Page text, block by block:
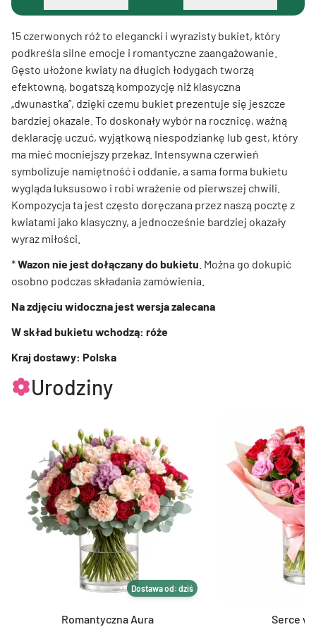
15 czerwonych róż to elegancki i wyrazisty bukiet, który
podkreśla silne emocje i romantyczne zaangażowanie.
Gęsto ułożone kwiaty na długich łodygach tworzą
efektowną, bogatszą kompozycję niż klasyczna
„dwunastka”, dzięki czemu bukiet prezentuje się jeszcze
bardziej okazale. To doskonały wybór na rocznicę, ważną
deklarację uczuć, wyjątkową niespodziankę lub gest, który
ma mieć mocniejszy przekaz. Intensywna czerwień
symbolizuje namiętność i oddanie, a sama forma bukietu
wygląda luksusowo i robi wrażenie od pierwszej chwili.
Kompozycja ta jest często doręczana przez naszą pocztę z
kwiatami jako klasyczny, a jednocześnie bardziej okazały
wyraz miłości.
*Wazon nie jest dołączany do bukietu . Można go dokupić
osobno podczas składania zamówienia.
Na zdjęciu widoczna jest wersja zalecana
W skład bukietu wchodzą: róże
Kraj dostawy: Polska
Urodziny
Dostawa od: dziś
Romantyczna Aura
Serce w